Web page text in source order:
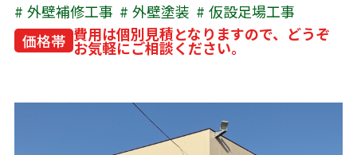
外壁補修工事 外壁塗装
仮設足場工事
価格帯 費用は個別見積となりますので、どうぞ
お気軽にご相談ください。